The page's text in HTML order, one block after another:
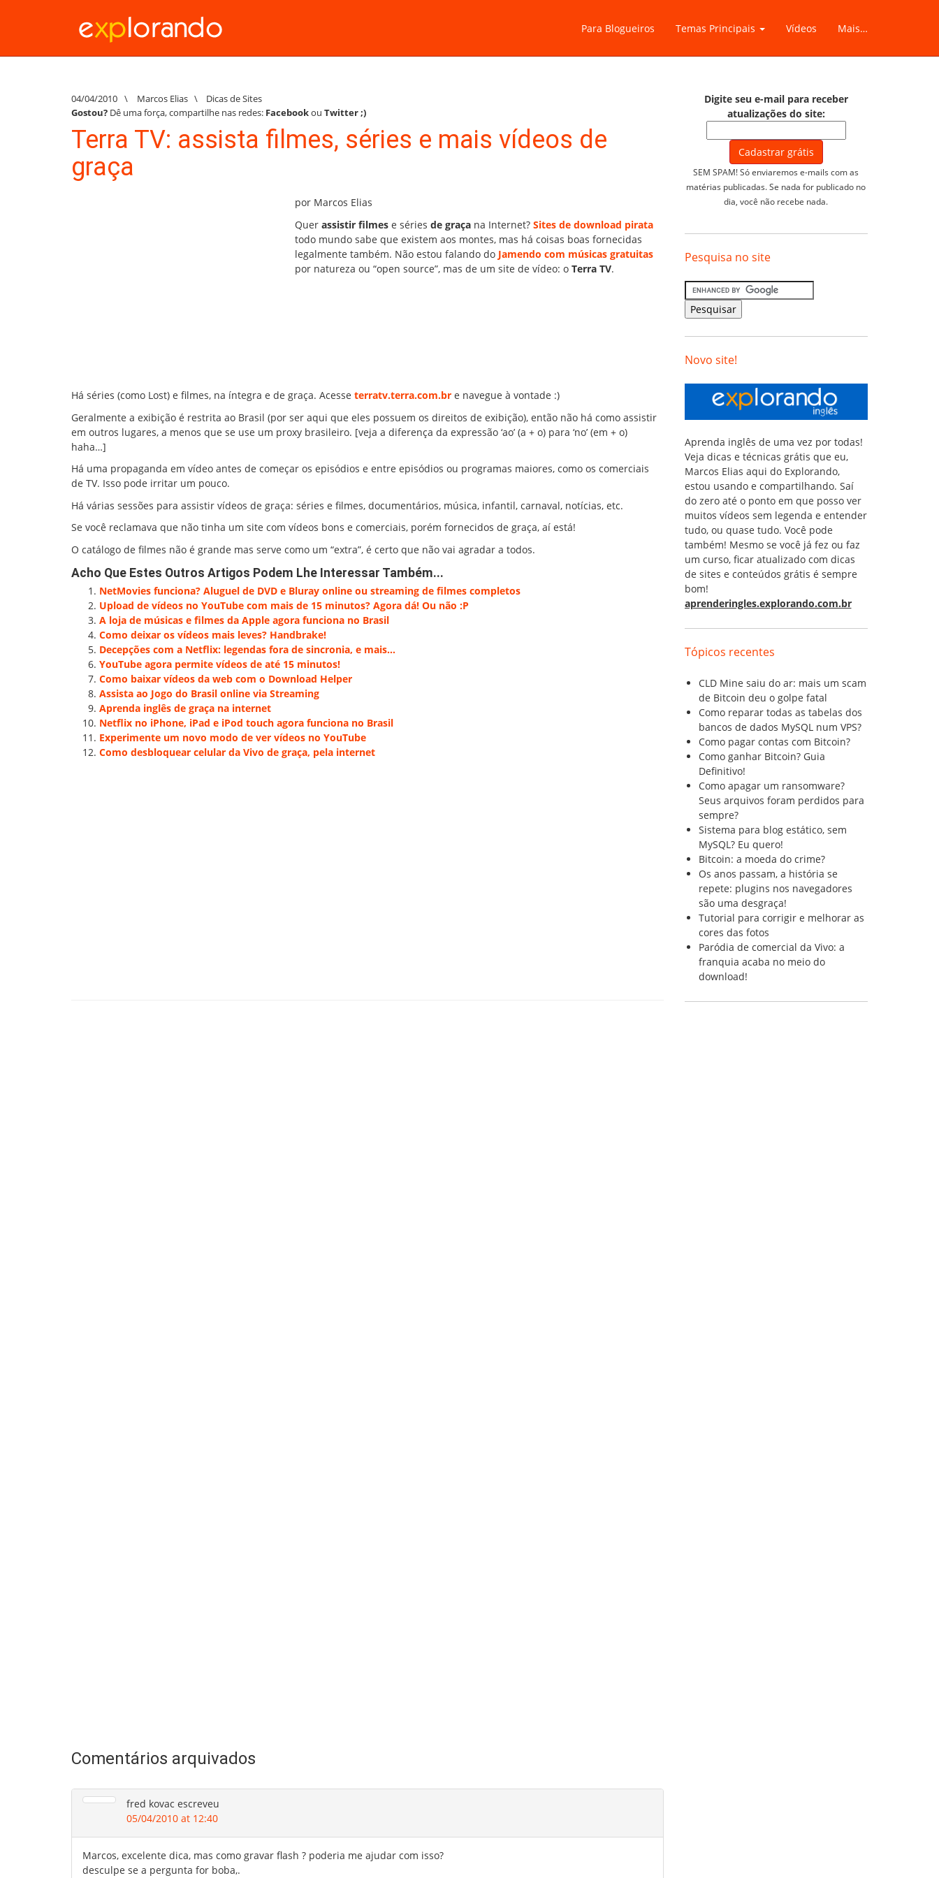
Para Blogueiros Temas Principais Vídeos Mais…
04/04/2010 \ Marcos Elias \
Dicas de Sites
Gostou? Dê uma força, compartilhe nas redes: Facebookou Twitter;)
Terra TV: assista filmes, séries e mais vídeos de
graça
por Marcos Elias
Quer assistir filmes e séries de graça na Internet? Sites de download pirata
todo mundo sabe que existem aos montes, mas há coisas boas fornecidas
legalmente também. Não estou falando do Jamendo com músicas gratuitas
por natureza ou “open source”, mas de um site de vídeo: o Terra TV.
Há séries (como Lost) e filmes, na íntegra e de graça. Acesse terratv.terra.com.br e navegue à vontade :)
Geralmente a exibição é restrita ao Brasil (por ser aqui que eles possuem os direitos de exibição), então não há como assistir
em outros lugares, a menos que se use um proxy brasileiro. [veja a diferença da expressão ‘ao’ (a + o) para ‘no’ (em + o)
haha…]
Há uma propaganda em vídeo antes de começar os episódios e entre episódios ou programas maiores, como os comerciais
de TV. Isso pode irritar um pouco.
Há várias sessões para assistir vídeos de graça: séries e filmes, documentários, música, infantil, carnaval, notícias, etc.
Se você reclamava que não tinha um site com vídeos bons e comerciais, porém fornecidos de graça, aí está!
O catálogo de filmes não é grande mas serve como um “extra”, é certo que não vai agradar a todos.
Acho Que Estes Outros Artigos Podem Lhe Interessar Também...
NetMovies funciona? Aluguel de DVD e Bluray online ou streaming de filmes completos
Upload de vídeos no YouTube com mais de 15 minutos? Agora dá! Ou não :P
A loja de músicas e filmes da Apple agora funciona no Brasil
Como deixar os vídeos mais leves? Handbrake!
Decepções com a Netflix: legendas fora de sincronia, e mais…
YouTube agora permite vídeos de até 15 minutos!
Como baixar vídeos da web com o Download Helper
Assista ao Jogo do Brasil online via Streaming
Aprenda inglês de graça na internet
Netflix no iPhone, iPad e iPod touch agora funciona no Brasil
Experimente um novo modo de ver vídeos no YouTube
Como desbloquear celular da Vivo de graça, pela internet
Comentários arquivados
fred kovac escreveu
05/04/2010 at 12:40
Marcos, excelente dica, mas como gravar flash ? poderia me ajudar com isso?
desculpe se a pergunta for boba,.
Digite seu e-mail para receber
atualizações do site:
SEM SPAM! Só enviaremos e-mails com as
matérias publicadas. Se nada for publicado no
dia, você não recebe nada.
Pesquisa no site
Novo site!
Aprenda inglês de uma vez por todas!
Veja dicas e técnicas grátis que eu,
Marcos Elias aqui do Explorando,
estou usando e compartilhando. Saí
do zero até o ponto em que posso ver
muitos vídeos sem legenda e entender
tudo, ou quase tudo. Você pode
também! Mesmo se você já fez ou faz
um curso, ficar atualizado com dicas
de sites e conteúdos grátis é sempre
bom!
aprenderingles.explorando.com.br
Tópicos recentes
CLD Mine saiu do ar: mais um scam
de Bitcoin deu o golpe fatal
Como reparar todas as tabelas dos
bancos de dados MySQL num VPS?
Como pagar contas com Bitcoin?
Como ganhar Bitcoin? Guia
Definitivo!
Como apagar um ransomware?
Seus arquivos foram perdidos para
sempre?
Sistema para blog estático, sem
MySQL? Eu quero!
Bitcoin: a moeda do crime?
Os anos passam, a história se
repete: plugins nos navegadores
são uma desgraça!
Tutorial para corrigir e melhorar as
cores das fotos
Paródia de comercial da Vivo: a
franquia acaba no meio do
download!